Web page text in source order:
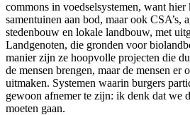
commons in voedselsystemen, want hier
samentuinen aan bod, maar ook CSA’s,
stedenbouw en lokale landbouw, met
Landgenoten, die gronden voor
manier zijn ze hoopvolle projecten die
de mensen brengen, maar de mensen er
uitmaken. Systemen waarin burgers
gewoon afnemer te zijn: ik denk dat we
moeten gaan.